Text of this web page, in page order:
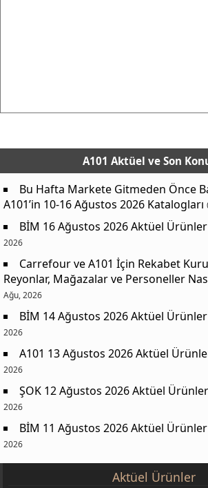
A101 Aktüel ve Son
Bu Hafta Markete Gitmeden Önce
A101’in 10-16 Ağustos 2026 Katalogları
BİM 16 Ağustos 2026 Aktüel
2026
Carrefour ve A101 İçin Rekabet
Reyonlar, Mağazalar ve Personeller
Ağu, 2026
BİM 14 Ağustos 2026 Aktüel
2026
A101 13 Ağustos 2026 Aktüel
2026
ŞOK 12 Ağustos 2026 Aktüel
2026
BİM 11 Ağustos 2026 Aktüel
2026
Aktüel Ürünler